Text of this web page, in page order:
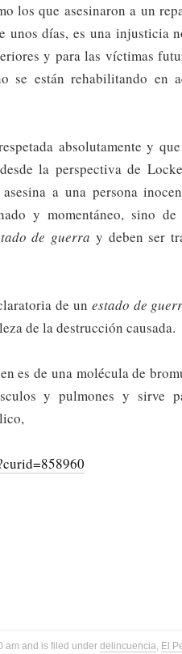
los que asesinaron a un
unos días, es una injusticia
y para las víctimas
se están rehabilitando en
absolutamente y
la perspectiva de
a una persona
y momentáneo, sino de
de guerra y deben ser
de un estado de
de la destrucción causada.
es de una molécula de
y pulmones y sirve
am and is filed under delincuencia, El